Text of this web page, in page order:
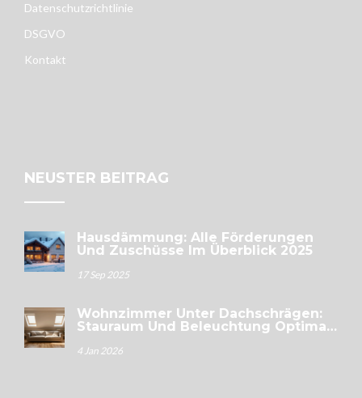
Datenschutzrichtlinie
DSGVO
Kontakt
NEUSTER BEITRAG
Hausdämmung: Alle Förderungen
Und Zuschüsse Im Überblick 2025
17 Sep 2025
Wohnzimmer Unter Dachschrägen:
Stauraum Und Beleuchtung Optimal
4 Jan 2026